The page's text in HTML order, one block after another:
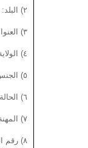
٢) البلد:
٣) العنوان:
٤) الولاية:
٥) الجنس:
٦) الحالة الاجتماعية:
٧) المهنة:
٨) رقم الهاتف: